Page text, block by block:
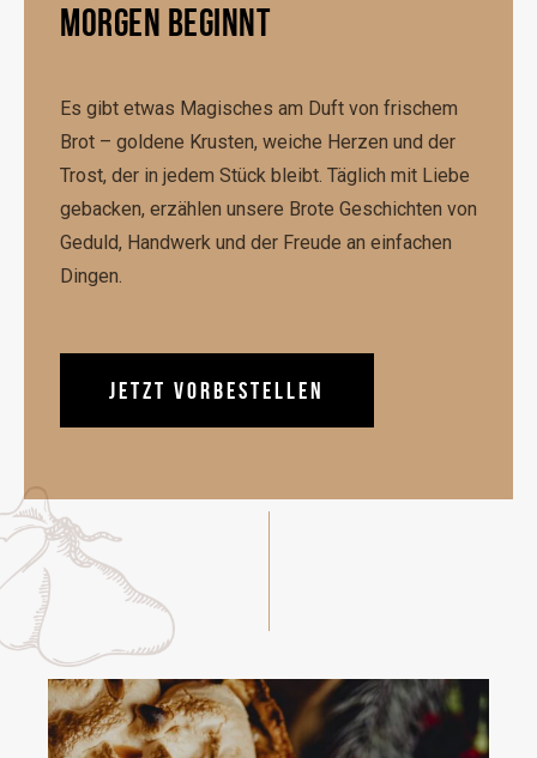
MORGEN BEGINNT
Es gibt etwas Magisches am Duft von frischem
Brot – goldene Krusten, weiche Herzen und der
Trost, der in jedem Stück bleibt. Täglich mit Liebe
gebacken, erzählen unsere Brote Geschichten von
Geduld, Handwerk und der Freude an einfachen
Dingen.
JETZT VORBESTELLEN